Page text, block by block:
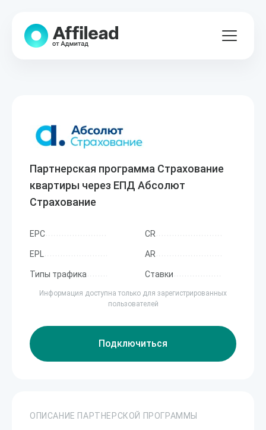
Партнерская программа Страхование
квартиры через ЕПД Абсолют
Страхование
EPC CR
EPL AR
Типы трафика Ставки
Информация доступна только для зарегистрированных
пользователей
Подключиться
ОПИСАНИЕ ПАРТНЕРСКОЙ ПРОГРАММЫ